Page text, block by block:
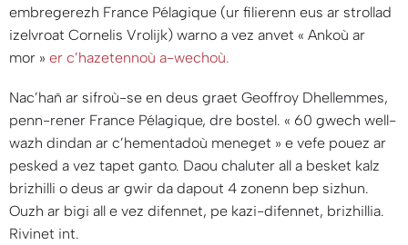
embregerezh France Pélagique (ur filierenn eus ar strollad
izelvroat Cornelis Vrolijk) warno a vez anvet « Ankoù ar
mor » er c’hazetennoù a-wechoù.
Nac’hañ ar sifroù-se en deus graet Geoffroy Dhellemmes,
penn-rener France Pélagique, dre bostel. « 60 gwech well-
wazh dindan ar c’hementadoù meneget » e vefe pouez ar
pesked a vez tapet ganto. Daou chaluter all a besket kalz
brizhilli o deus ar gwir da dapout 4 zonenn bep sizhun.
Ouzh ar bigi all e vez difennet, pe kazi-difennet, brizhillia.
Rivinet int.